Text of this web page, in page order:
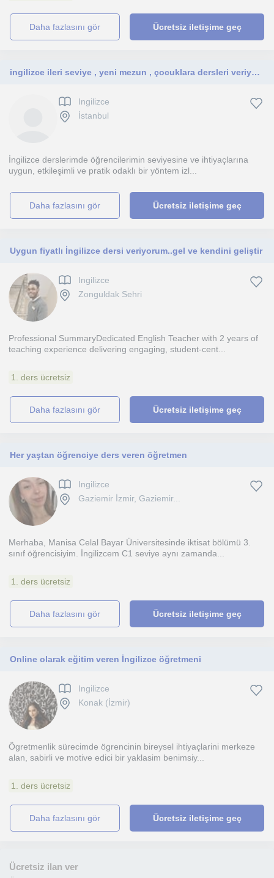
daha fazlasını gör Ücretsiz iletişime geç
ingilizce ileri seviye , yeni mezun , çocuklara dersleri veriyorum
Ingilizce
İstanbul
İngilizce derslerimde öğrencilerimin seviyesine ve ihtiyaçlarına
uygun, etkileşimli ve pratik odaklı bir yöntem izl...
daha fazlasını gör Ücretsiz iletişime geç
Uygun fiyatlı İngilizce dersi veriyorum..gel ve kendini geliştir
Ingilizce
Zonguldak Sehri
Professional SummaryDedicated English Teacher with 2 years of
teaching experience delivering engaging, student-cent...
1. ders ücretsiz
daha fazlasını gör Ücretsiz iletişime geç
Her yaştan öğrenciye ders veren öğretmen
Ingilizce
Gaziemir İzmir, Gaziemir...
Merhaba, Manisa Celal Bayar Üniversitesinde iktisat bölümü 3.
sınıf öğrencisiyim. İngilizcem C1 seviye aynı zamanda...
1. ders ücretsiz
daha fazlasını gör Ücretsiz iletişime geç
Online olarak eğitim veren İngilizce öğretmeni
Ingilizce
Konak (İzmir)
Ögretmenlik sürecimde ögrencinin bireysel ihtiyaçlarini merkeze
alan, sabirli ve motive edici bir yaklasim benimsiy...
1. ders ücretsiz
daha fazlasını gör Ücretsiz iletişime geç
Ücretsiz ilan ver